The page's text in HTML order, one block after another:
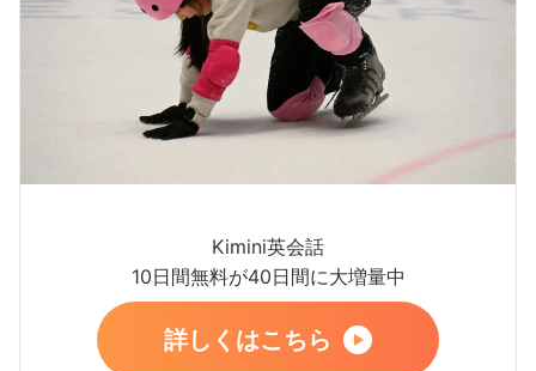
Kimini英会話
10日間無料が40日間に大増量中
詳しくはこちら